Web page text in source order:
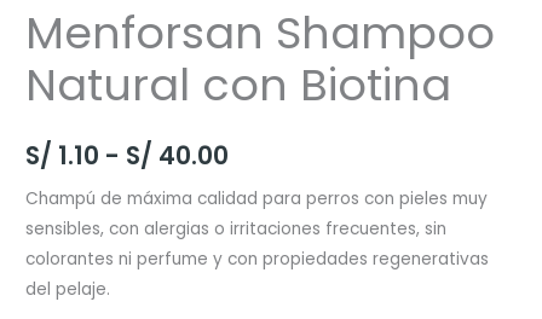
Menforsan Shampoo
Natural con Biotina
S/ 1.10 - S/ 40.00
de
precios:
Champú de máxima calidad para perros con pieles muy
sensibles, con alergias o irritaciones frecuentes, sin
colorantes ni perfume y con propiedades regenerativas
del pelaje.